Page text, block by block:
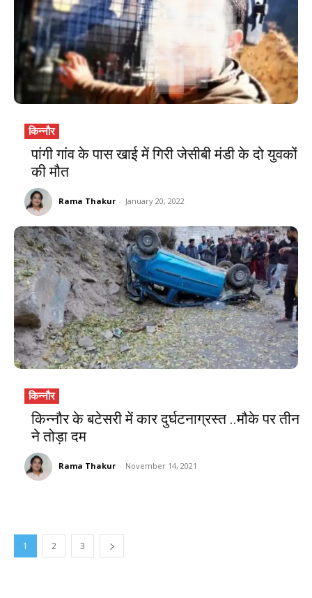
किन्नौर
पांगी गांव के पास खाई में गिरी जेसीबी मंडी के दो युवकों
की मौत
Rama Thakur - January 20, 2022
किन्नौर
किन्नौर के बटेसरी में कार दुर्घटनाग्रस्त ..मौके पर तीन
ने तोड़ा दम
Rama Thakur - November 14, 2021
1 2 3